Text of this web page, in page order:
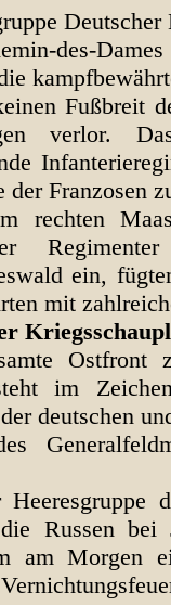
des-
Fußbreit
verlor.
Franzosen
rechten
ein,
mit
Ostfront
im
deutschen
Russen bei
am Morgen